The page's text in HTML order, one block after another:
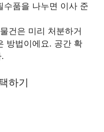
수품을 나누면 이사 준
건은 미리 처분하거
방법이에요. 공간 확
하기